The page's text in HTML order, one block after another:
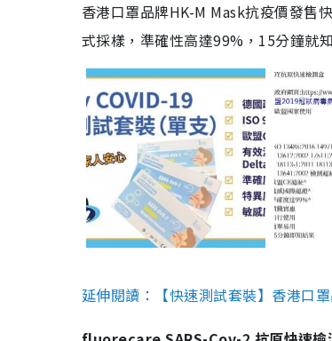
香港口罩品牌HK-M Mask抗疫價發售
式採樣，準確性高達99%，15分鐘就
延伸閱讀：【快速測試套裝】香港口